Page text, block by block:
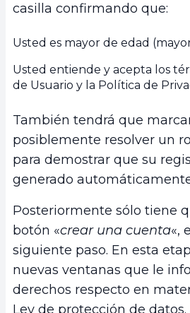
casilla confirmando que:
Usted es mayor de edad
Usted entiende y acepta los
de Usuario y la Política de
También tendrá que
posiblemente resolver un
para demostrar que su
generado
Posteriormente sólo tiene
botón «crear una cuenta«,
siguiente paso. En esta
nuevas ventanas que le
derechos respecto en
Ley de protección de